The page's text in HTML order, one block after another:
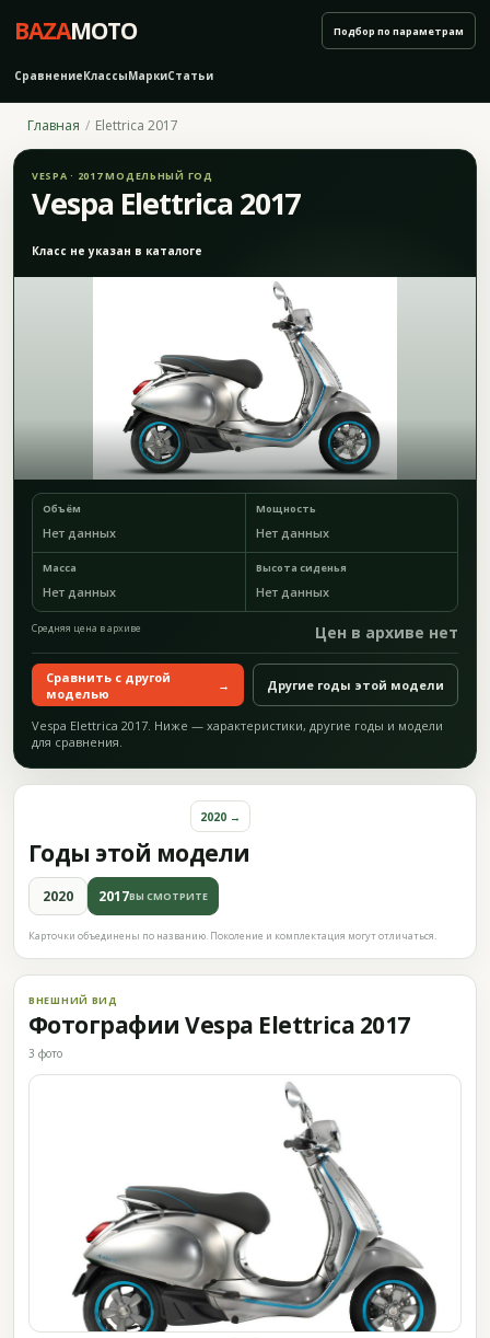
BAZAMOTO
СравнениеКлассыМаркиСтатьи
Подбор по параметрам
Главная Elettrica 2017
VESPA · 2017 МОДЕЛЬНЫЙ ГОД
Vespa Elettrica 2017
Класс не указан в каталоге
Объём
Нет данных
Мощность
Нет данных
Масса
Нет данных
Высота сиденья
Нет данных
Средняя цена в архиве Цен в архиве нет
Сравнить с другой
моделью
→ Другие годы этой модели
Vespa Elettrica 2017. Ниже — характеристики, другие годы и модели
для сравнения.
Годы этой модели
2020 →
2020 2017ВЫ СМОТРИТЕ
Карточки объединены по названию. Поколение и комплектация могут отличаться.
ВНЕШНИЙ ВИД
Фотографии Vespa Elettrica 2017
3 фото